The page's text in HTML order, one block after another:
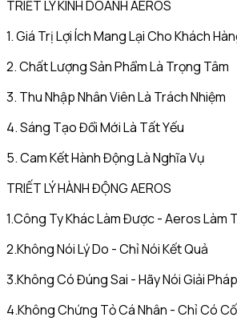
TRIẾT LÝ KINH DOANH AEROS
1. Giá Trị Lợi Ích Mang Lại Cho Khách
2. Chất Lượng Sản Phẩm Là Trọng Tâm
3. Thu Nhập Nhân Viên Là Trách Nhiệm
4. Sáng Tạo Đổi Mới Là Tất Yếu
5. Cam Kết Hành Động Là Nghĩa Vụ
TRIẾT LÝ HÀNH ĐỘNG AEROS
1.Công Ty Khác Làm Được - Aeros Làm
2.Không Nói Lý Do - Chỉ Nói Kết Quả
3.Không Có Đúng Sai - Hãy Nói Giải Pháp
4.Không Chứng Tỏ Cá Nhân - Chỉ Có